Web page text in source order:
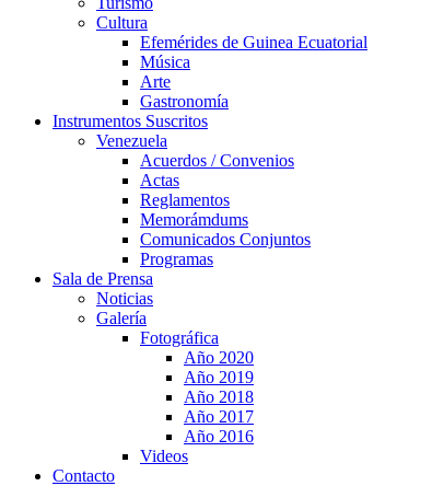
Cultura
Efemérides de Guinea Ecuatorial
Música
Arte
Gastronomía
Instrumentos Suscritos
Venezuela
Acuerdos / Convenios
Actas
Reglamentos
Memorámdums
Comunicados Conjuntos
Programas
Sala de Prensa
Noticias
Galería
Fotográfica
Año 2020
Año 2019
Año 2018
Año 2017
Año 2016
Videos
Contacto